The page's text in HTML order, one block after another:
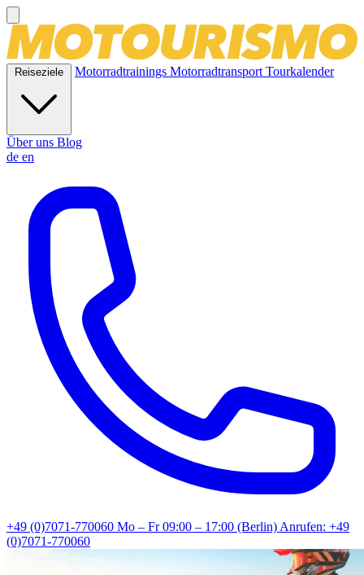
Reiseziele Motorradtrainings MotorradtransportTourkalender
Über uns Blog
de en
+49 (0)7071-770060 Mo – Fr 09:00 – 17:00 (Berlin)Anrufen: +49
(0)7071-770060